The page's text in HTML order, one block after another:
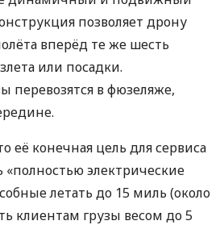
позволяет дрону
вперёд те же шесть
или посадки.
перевозятся в фюзеляже,
её конечная цель для сервиса
электрические
летать до 15 миль (около
клиентам грузы весом до 5